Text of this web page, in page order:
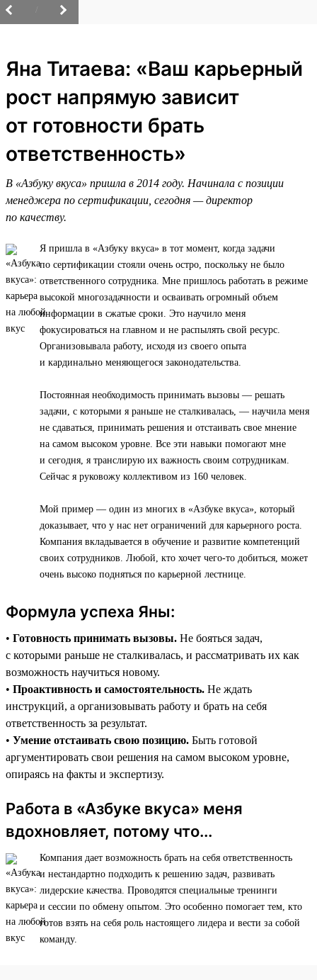
Яна Титаева: «Ваш карьерный
рост напрямую зависит
от готовности брать
ответственность»
В «Азбуку вкуса» пришла в 2014 году. Начинала с позиции
менеджера по сертификации, сегодня — директор
по качеству.
Я пришла в «Азбуку вкуса» в тот момент, когда задачи
по сертификации стояли очень остро, поскольку не было
ответственного сотрудника. Мне пришлось работать в режиме
высокой многозадачности и осваивать огромный объем
информации в сжатые сроки. Это научило меня
фокусироваться на главном и не распылять свой ресурс.
Организовывала работу, исходя из своего опыта
и кардинально меняющегося законодательства.
Постоянная необходимость принимать вызовы — решать
задачи, с которыми я раньше не сталкивалась, — научила меня
не сдаваться, принимать решения и отстаивать свое мнение
на самом высоком уровне. Все эти навыки помогают мне
и сегодня, я транслирую их важность своим сотрудникам.
Сейчас я руковожу коллективом из 160 человек.
Мой пример — один из многих в «Азбуке вкуса», который
доказывает, что у нас нет ограничений для карьерного роста.
Компания вкладывается в обучение и развитие компетенций
своих сотрудников. Любой, кто хочет чего-то добиться, может
очень высоко подняться по карьерной лестнице.
Формула успеха Яны:
• Готовность принимать вызовы. Не бояться задач,
с которыми раньше не сталкивалась, и рассматривать их как
возможность научиться новому.
• Проактивность и самостоятельность. Не ждать
инструкций, а организовывать работу и брать на себя
ответственность за результат.
• Умение отстаивать свою позицию. Быть готовой
аргументировать свои решения на самом высоком уровне,
опираясь на факты и экспертизу.
Работа в «Азбуке вкуса» меня
вдохновляет, потому что...
Компания дает возможность брать на себя ответственность
и нестандартно подходить к решению задач, развивать
лидерские качества. Проводятся специальные тренинги
и сессии по обмену опытом. Это особенно помогает тем, кто
готов взять на себя роль настоящего лидера и вести за собой
команду.